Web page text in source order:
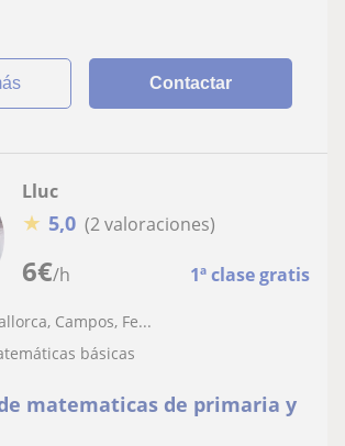
Contactar
6€/h 1ª clase gratis
Lluc
★ 5,0 (2 valoraciones)
Campos, Fe...
básicas
matematicas de primaria y